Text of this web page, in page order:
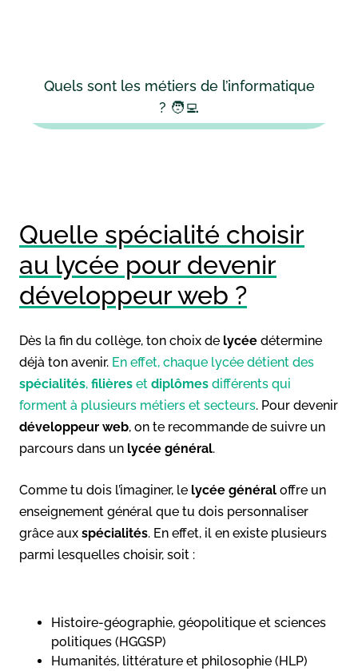
Quels sont les métiers de l’informatique
? 🧑‍💻
Quelle spécialité choisir
au lycée pour devenir
développeur web ?
Dès la fin du collège, ton choix de lycée détermine
déjà ton avenir. En effet, chaque lycée détient des
spécialités, filières et diplômes différents qui
forment à plusieurs métiers et secteurs. Pour devenir
développeur web, on te recommande de suivre un
parcours dans un lycée général.
Comme tu dois l’imaginer, le lycée général offre un
enseignement général que tu dois personnaliser
grâce aux spécialités. En effet, il en existe plusieurs
parmi lesquelles choisir, soit :
Histoire-géographie, géopolitique et sciences
politiques (HGGSP)
Humanités, littérature et philosophie (HLP)